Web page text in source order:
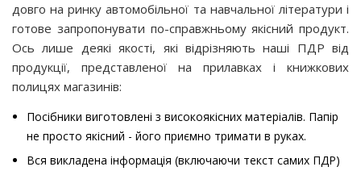
довго на ринку автомобільної та навчальної літератури і
готове запропонувати по-справжньому якісний продукт.
Ось лише деякі якості, які відрізняють наші ПДР від
продукції, представленої на прилавках і книжкових
полицях магазинів:
Посібники виготовлені з високоякісних матеріалів. Папір
не просто якісний - його приємно тримати в руках.
Вся викладена інформація (включаючи текст самих ПДР)